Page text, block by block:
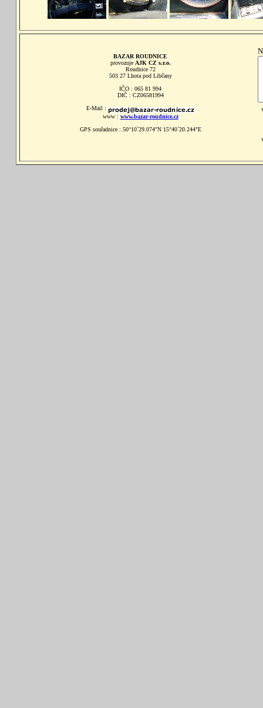
BAZAR ROUDNICE
provozuje AJK CZ s.r.o.
Roudnice 72
503 27 Lhota pod Libčany
IČO : 065 81 994
DIČ : CZ06581994
E-Mail :
www : www.bazar-roudnice.cz
GPS souřadnice : 50°10´29.074"N 15°40´20.244"E